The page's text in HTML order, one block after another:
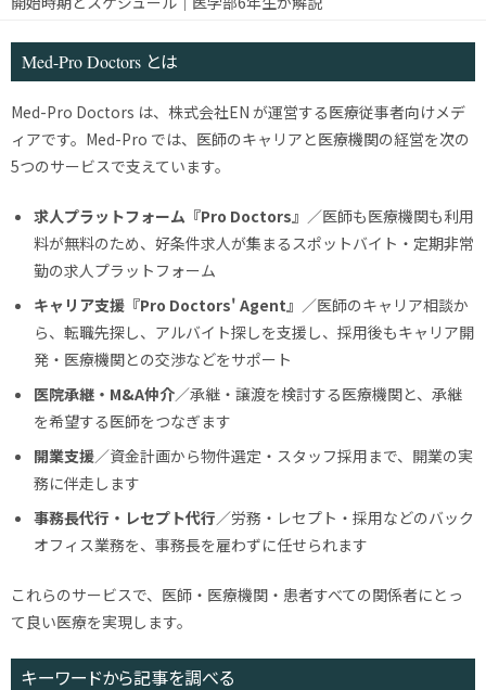
Med-Pro Doctors とは
Med-Pro Doctors は、株式会社EN が運営する医療従事者向けメデ
ィアです。Med-Pro では、医師のキャリアと医療機関の経営を次の
5つのサービスで支えています。
求人プラットフォーム『Pro Doctors』 ／医師も医療機関も利用
料が無料のため、好条件求人が集まるスポットバイト・定期非常
勤の求人プラットフォーム
キャリア支援『Pro Doctors' Agent』 ／医師のキャリア相談か
ら、転職先探し、アルバイト探しを支援し、採用後もキャリア開
発・医療機関との交渉などをサポート
医院承継・M&A仲介／承継・譲渡を検討する医療機関と、承継
を希望する医師をつなぎます
開業支援／資金計画から物件選定・スタッフ採用まで、開業の実
務に伴走します
事務長代行・レセプト代行／労務・レセプト・採用などのバック
オフィス業務を、事務長を雇わずに任せられます
これらのサービスで、医師・医療機関・患者すべての関係者にとっ
て良い医療を実現します。
キーワードから記事を調べる